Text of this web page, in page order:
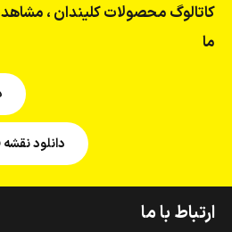
کاتالوگ محصولات کلیندان ،
ما
دانلود
ارتباط با ما